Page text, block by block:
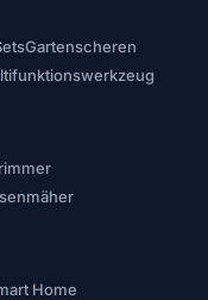
Gartenscheren
Home